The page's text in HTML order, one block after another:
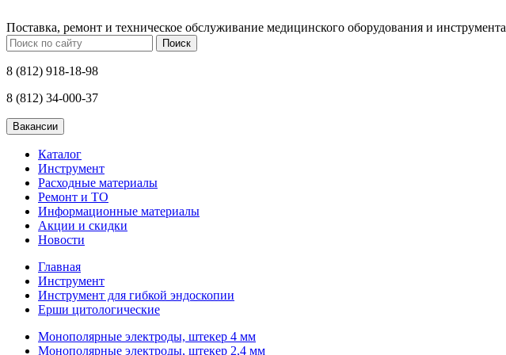
Поставка, ремонт и техническое обслуживание медицинского оборудования и инструмента
Поиск
8 (812) 918-18-98
8 (812) 34-000-37
Каталог
Инструмент
Расходные материалы
Ремонт и ТО
Информационные материалы
Акции и скидки
Новости
Главная
Инструмент
Инструмент для гибкой эндоскопии
Ерши цитологические
Монополярные электроды, штекер 4 мм
Монополярные электроды, штекер 2,4 мм